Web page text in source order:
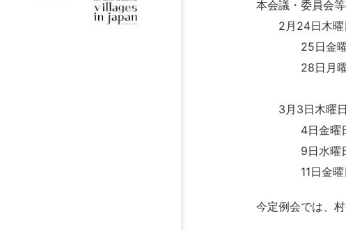
本会議・委員会
2月24日木曜
25日金曜日
28日月曜日
（新井幹夫
3月3日木曜日
4日金曜日社
9日水曜日議
11日金曜日
今定例会では、